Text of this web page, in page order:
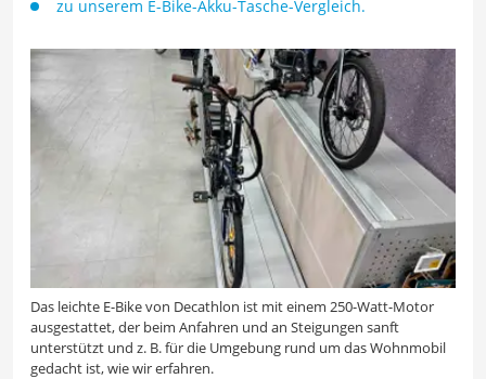
zu unserem E-Bike-Akku-Tasche-Vergleich.
Das leichte E-Bike von Decathlon ist mit einem 250-Watt-Motor
ausgestattet, der beim Anfahren und an Steigungen sanft
unterstützt und z. B. für die Umgebung rund um das Wohnmobil
gedacht ist, wie wir erfahren.